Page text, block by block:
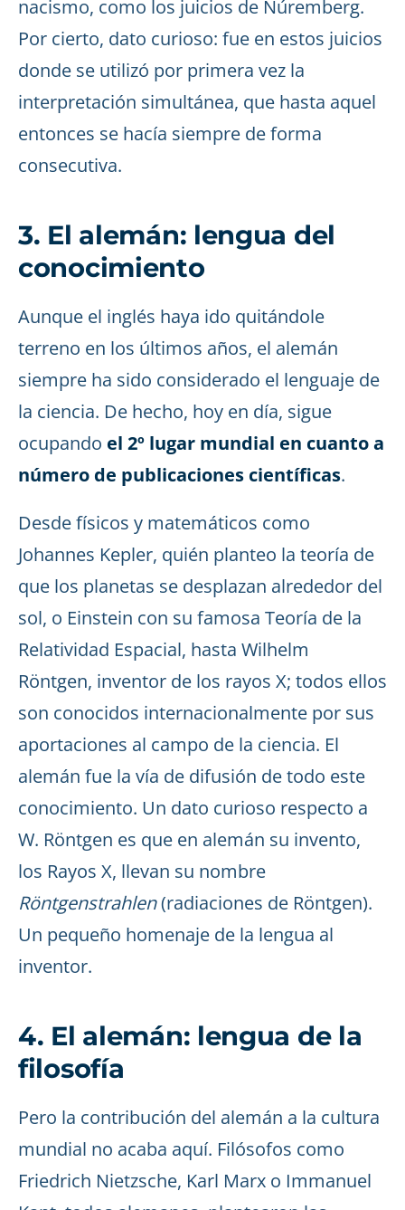
nacismo, como los juicios de Núremberg.
Por cierto, dato curioso: fue en estos juicios
donde se utilizó por primera vez la
interpretación simultánea, que hasta aquel
entonces se hacía siempre de forma
consecutiva.
3. El alemán: lengua del
conocimiento
Aunque el inglés haya ido quitándole
terreno en los últimos años, el alemán
siempre ha sido considerado el lenguaje de
la ciencia. De hecho, hoy en día, sigue
ocupando el 2º lugar mundial en cuanto a
número de publicaciones científicas.
Desde físicos y matemáticos como
Johannes Kepler, quién planteo la teoría de
que los planetas se desplazan alrededor del
sol, o Einstein con su famosa Teoría de la
Relatividad Espacial, hasta Wilhelm
Röntgen, inventor de los rayos X; todos ellos
son conocidos internacionalmente por sus
aportaciones al campo de la ciencia. El
alemán fue la vía de difusión de todo este
conocimiento. Un dato curioso respecto a
W. Röntgen es que en alemán su invento,
los Rayos X, llevan su nombre
Röntgenstrahlen(radiaciones de Röntgen).
Un pequeño homenaje de la lengua al
inventor.
4. El alemán: lengua de la
filosofía
Pero la contribución del alemán a la cultura
mundial no acaba aquí. Filósofos como
Friedrich Nietzsche, Karl Marx o Immanuel